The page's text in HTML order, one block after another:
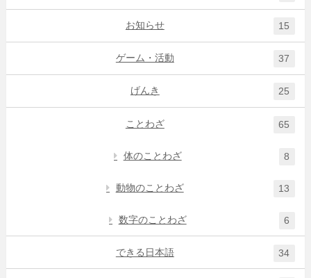
お知らせ 15
ゲーム・活動 37
げんき 25
ことわざ 65
体のことわざ 8
動物のことわざ 13
数字のことわざ 6
できる日本語 34